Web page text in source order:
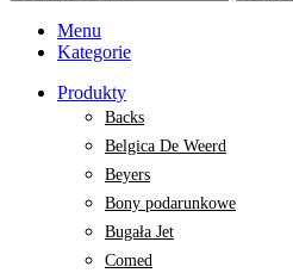
Menu
Kategorie
Produkty
Backs
Belgica De Weerd
Beyers
Bony podarunkowe
Bugała Jet
Comed